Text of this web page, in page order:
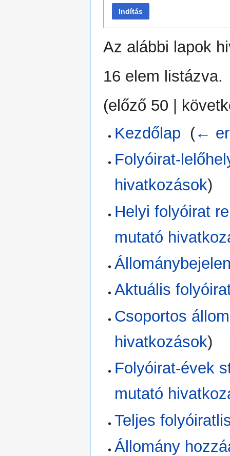
Indítás
Az alábbi lapok
16 elem listázva.
(előző 50 |
Kezdőlap (←
Folyóirat-
hivatkozások)
Helyi folyóirat
mutató
Aktuális
Csoportos
hivatkozások)
Folyóirat-évek
mutató
Teljes
Állomány